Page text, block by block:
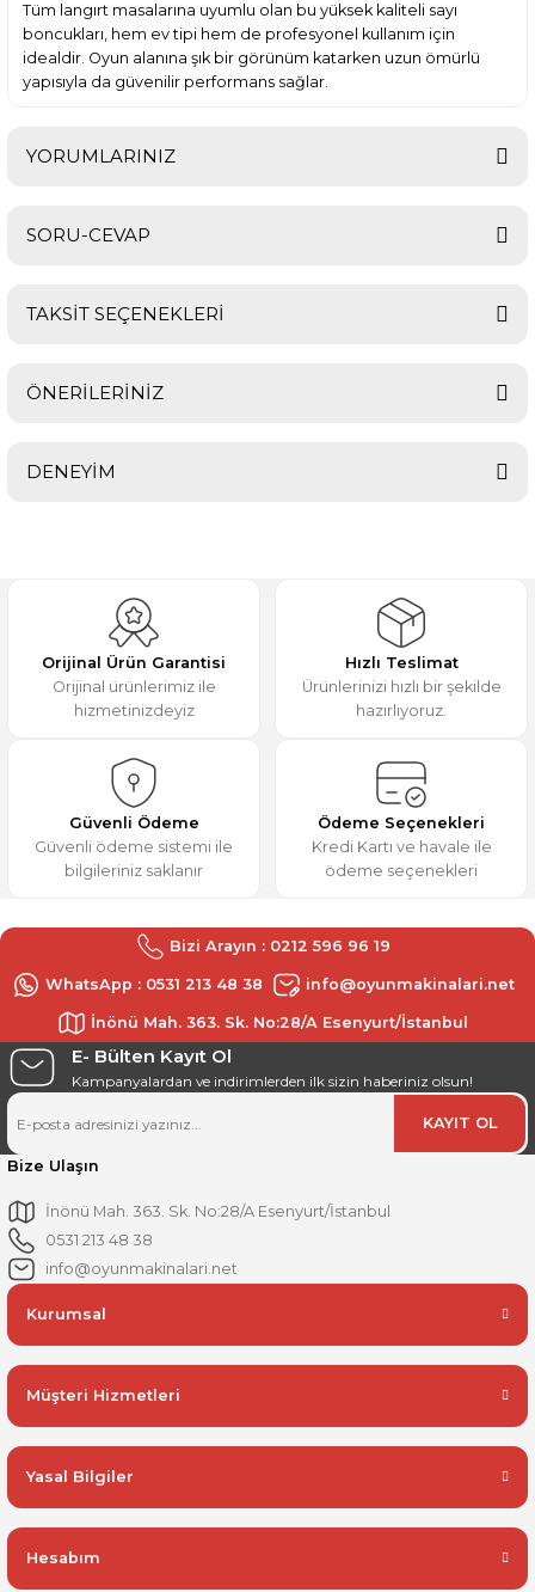
Tüm langırt masalarına uyumlu olan bu yüksek kaliteli sayı
boncukları, hem ev tipi hem de profesyonel kullanım için
idealdir. Oyun alanına şık bir görünüm katarken uzun ömürlü
yapısıyla da güvenilir performans sağlar.
YORUMLARINIZ
SORU-CEVAP
TAKSİT SEÇENEKLERİ
ÖNERİLERİNİZ
Bu ürünün fiyat bilgisi, resim, ürün açıklamalarında ve diğer
Ürün resmi kalitesiz, bozuk veya görüntülenemiyor.
Ürün açıklamasında eksik bilgiler bulunuyor.
Ürün bilgilerinde hatalar bulunuyor.
Ürün fiyatı diğer sitelerden daha pahalı.
Bu ürüne benzer farklı alternatifler olmalı.
DENEYİM
M... K... | 31/12/2025
Deneyimini Paylaş
Orijinal Ürün Garantisi
Orijinal ürünlerimiz ile
hizmetinizdeyiz
Hızlı Teslimat
Ürünlerinizi hızlı bir şekilde
hazırlıyoruz.
Güvenli Ödeme
Güvenli ödeme sistemi ile
bilgileriniz saklanır
Ödeme Seçenekleri
Kredi Kartı ve havale ile
ödeme seçenekleri
Bizi Arayın : 0212 596 96 19
WhatsApp : 0531 213 48 38 info@oyunmakinalari.net
İnönü Mah. 363. Sk. No:28/A Esenyurt/İstanbul
E- Bülten Kayıt Ol
Kampanyalardan ve indirimlerden ilk sizin haberiniz olsun!
KAYIT OL
Bize Ulaşın
İnönü Mah. 363. Sk. No:28/A Esenyurt/İstanbul
0531 213 48 38
info@oyunmakinalari.net
Kurumsal
Müşteri Hizmetleri
Yasal Bilgiler
Hesabım